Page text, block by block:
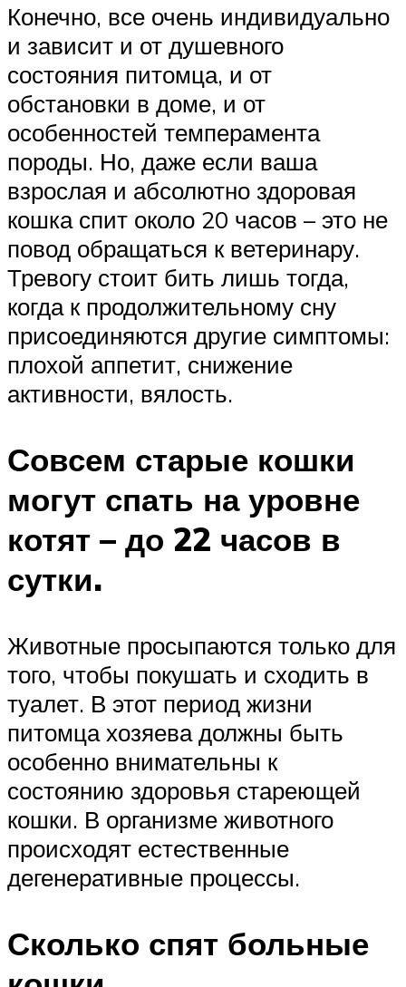
Конечно, все очень индивидуально
и зависит и от душевного
состояния питомца, и от
обстановки в доме, и от
особенностей темперамента
породы. Но, даже если ваша
взрослая и абсолютно здоровая
кошка спит около 20 часов – это не
повод обращаться к ветеринару.
Тревогу стоит бить лишь тогда,
когда к продолжительному сну
присоединяются другие симптомы:
плохой аппетит, снижение
активности, вялость.
Совсем старые кошки
могут спать на уровне
котят – до 22 часов в
сутки.
Животные просыпаются только для
того, чтобы покушать и сходить в
туалет. В этот период жизни
питомца хозяева должны быть
особенно внимательны к
состоянию здоровья стареющей
кошки. В организме животного
происходят естественные
дегенеративные процессы.
Сколько спят больные